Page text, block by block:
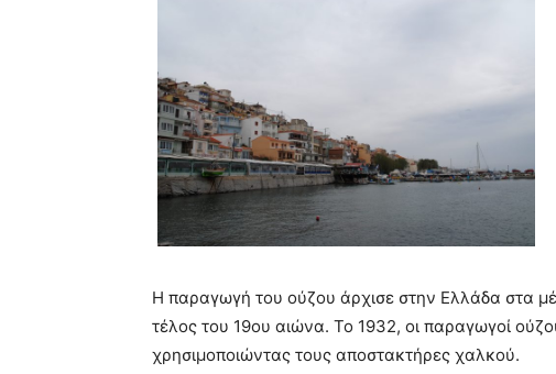
Η παραγωγή του ούζου άρχισε στην Ελλάδα στα
τέλος του 19ου αιώνα. Το 1932, οι παραγωγοί
χρησιμοποιώντας τους αποστακτήρες χαλκού.